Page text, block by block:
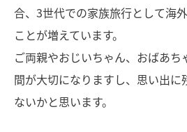
合、3世代での家族旅行として海
ことが増えています。
ご両親やおじいちゃん、おばあ
間が大切になりますし、思い出に
ないかと思います。